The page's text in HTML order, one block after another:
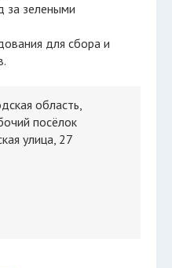
за зелеными
для cбopа и
область,
посёлок
улица, 27